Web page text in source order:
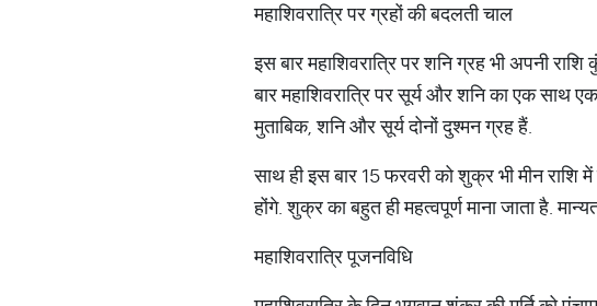
महाशिवरात्रि पर ग्रहों की बदलती चाल
इस बार महाशिवरात्रि पर शनि ग्रह भी अपनी
बार महाशिवरात्रि पर सूर्य और शनि का एक साथ
मुताबिक, शनि और सूर्य दोनों दुश्मन ग्रह हैं.
साथ ही इस बार 15 फरवरी को शुक्र भी मीन राशि
होंगे. शुक्र का बहुत ही महत्वपूर्ण माना जाता है.
महाशिवरात्रि पूजनविधि